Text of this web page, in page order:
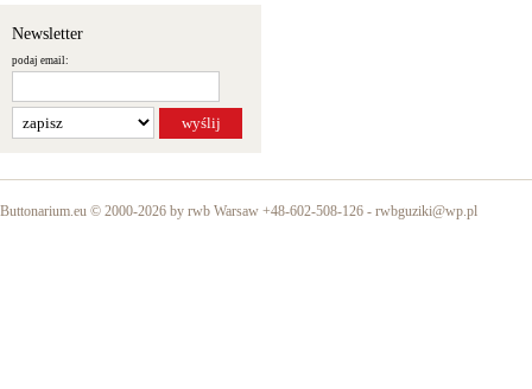
Newsletter
podaj email:
Buttonarium.eu © 2000-2026 by rwb Warsaw +48-602-508-126 - rwbguziki@wp.pl